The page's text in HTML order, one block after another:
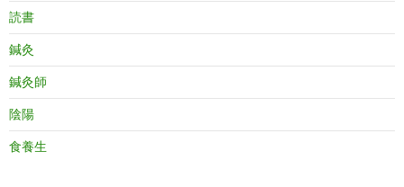
読書
鍼灸
鍼灸師
陰陽
食養生